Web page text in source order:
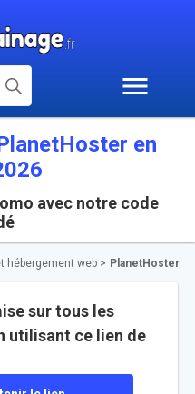
en
avec notre code
hébergement web> PlanetHoster
sur tous les
utilisant ce lien de